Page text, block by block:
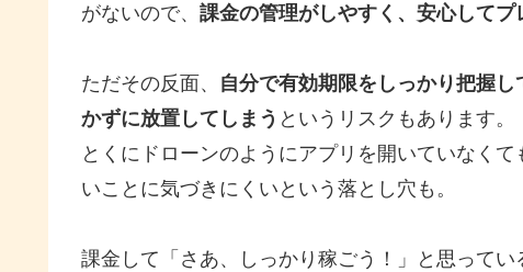
がないので、 課金の管理がしやすく、安心してプ
ただその反面、 自分で有効期限をしっかり把握
かずに放置してしまう というリスクもあります。
とくにドローンのようにアプリを開いていなく
いことに気づきにくいという落とし穴も。
課金して「さあ、しっかり稼ごう！」と思って